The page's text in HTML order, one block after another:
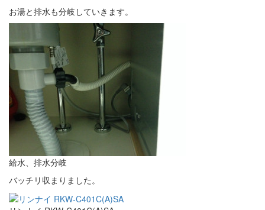
お湯と排水も分岐していきます。
給水、排水分岐
バッチリ収まりました。